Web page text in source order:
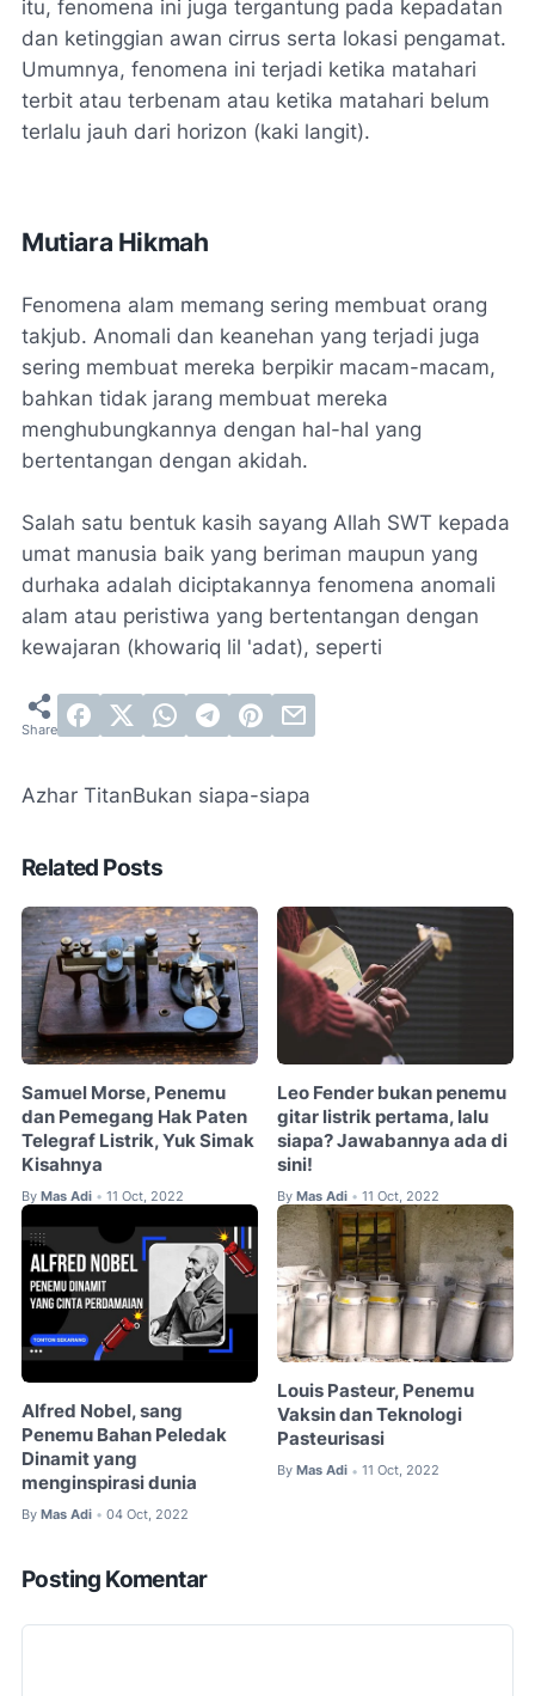
itu, fenomena ini juga tergantung pada kepadatan
dan ketinggian awan cirrus serta lokasi pengamat.
Umumnya, fenomena ini terjadi ketika matahari
terbit atau terbenam atau ketika matahari belum
terlalu jauh dari horizon (kaki langit).
Mutiara Hikmah
Fenomena alam memang sering membuat orang
takjub. Anomali dan keanehan yang terjadi juga
sering membuat mereka berpikir macam-macam,
bahkan tidak jarang membuat mereka
menghubungkannya dengan hal-hal yang
bertentangan dengan akidah.
Salah satu bentuk kasih sayang Allah SWT kepada
umat manusia baik yang beriman maupun yang
durhaka adalah diciptakannya fenomena anomali
alam atau peristiwa yang bertentangan dengan
kewajaran (khowariq lil 'adat), seperti
Azhar TitanBukan siapa-siapa
Related Posts
Samuel Morse, Penemu
dan Pemegang Hak Paten
Telegraf Listrik, Yuk Simak
Kisahnya
By Mas Adi • 11 Oct, 2022
Leo Fender bukan penemu
gitar listrik pertama, lalu
siapa? Jawabannya ada di
sini!
By Mas Adi • 11 Oct, 2022
Alfred Nobel, sang
Penemu Bahan Peledak
Dinamit yang
menginspirasi dunia
By Mas Adi • 04 Oct, 2022
Louis Pasteur, Penemu
Vaksin dan Teknologi
Pasteurisasi
By Mas Adi • 11 Oct, 2022
Posting Komentar